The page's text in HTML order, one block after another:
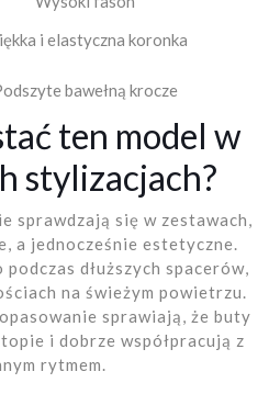
i elastyczna koronka
bawełną krocze
ten model w
stylizacjach?
sprawdzają się w zestawach,
a jednocześnie estetyczne.
dłuższych spacerów,
na świeżym powietrzu.
sprawiają, że buty
i dobrze współpracują z
rytmem.